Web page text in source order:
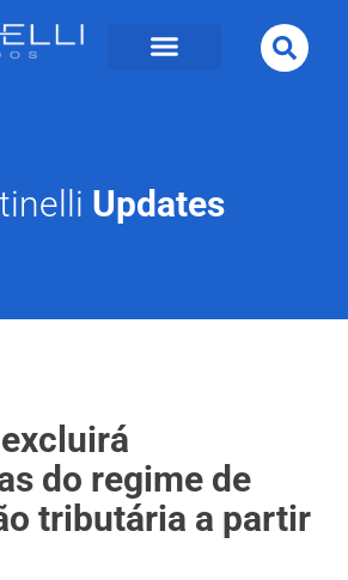
Updates
do regime de
tributária a partir